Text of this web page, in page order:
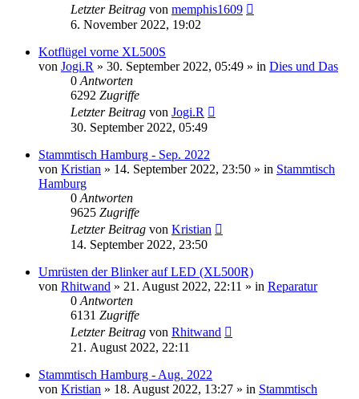
Letzter Beitrag von memphis1609
6. November 2022, 19:02
Kotflügel vorne XL500S
von Jogi.R » 30. September 2022, 05:49 » in Dies und Das
0 Antworten
6292 Zugriffe
Letzter Beitrag von Jogi.R
30. September 2022, 05:49
Stammtisch Hamburg - Sep. 2022
von Kristian » 14. September 2022, 23:50 » in Stammtisch
Hamburg
0 Antworten
9625 Zugriffe
Letzter Beitrag von Kristian
14. September 2022, 23:50
Umrüsten der Blinker auf LED (XL500R)
von Rhitwand » 21. August 2022, 22:11 » in Reparatur
0 Antworten
6131 Zugriffe
Letzter Beitrag von Rhitwand
21. August 2022, 22:11
Stammtisch Hamburg - Aug. 2022
von Kristian » 18. August 2022, 13:27 » in Stammtisch